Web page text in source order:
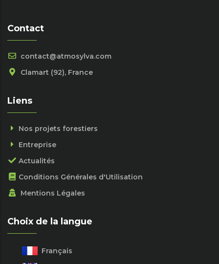
Contact
contact@atmosylva.com
Clamart (92), France
Liens
Nos projets forestiers
Entreprise
Actualités
Conditions Générales d'Utilisation
Mentions Légales
Choix de la langue
Français